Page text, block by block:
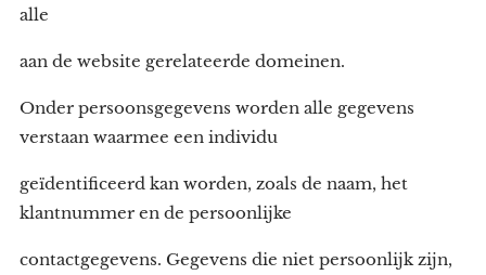
alle
aan de website gerelateerde domeinen.
Onder persoonsgegevens worden alle gegevens
verstaan waarmee een individu
geïdentificeerd kan worden, zoals de naam, het
klantnummer en de persoonlijke
contactgegevens. Gegevens die niet persoonlijk zijn,